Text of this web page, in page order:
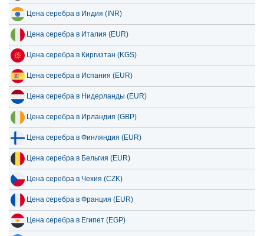
Цена серебра в Индия (INR)
Цена серебра в Италия (EUR)
Цена серебра в Киргизтан (KGS)
Цена серебра в Испания (EUR)
Цена серебра в Нидерланды (EUR)
Цена серебра в Ирландия (GBP)
Цена серебра в Финляндия (EUR)
Цена серебра в Бельгия (EUR)
Цена серебра в Чехия (CZK)
Цена серебра в Франция (EUR)
Цена серебра в Египет (EGP)